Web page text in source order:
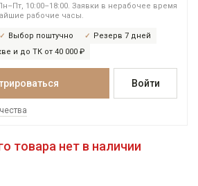
10:00–18:00. Заявки в нерабочее время
рабочие часы.
Выбор поштучно
Резерв 7 дней
и до ТК от 40 000 ₽
Войти
товара нет в наличии